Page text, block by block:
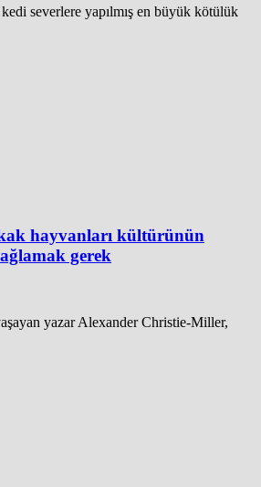
severlere yapılmış en büyük kötülük
hayvanları kültürünün
gerek
yazar Alexander Christie-Miller,